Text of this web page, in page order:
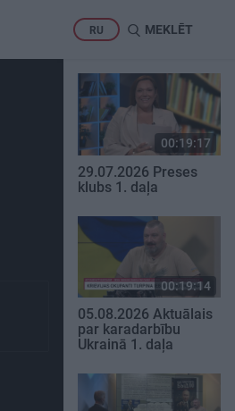
RU MEKLĒT
00:19:17
29.07.2026 Preses
klubs 1. daļa
00:19:14
05.08.2026 Aktuālais
par karadarbību
Ukrainā 1. daļa